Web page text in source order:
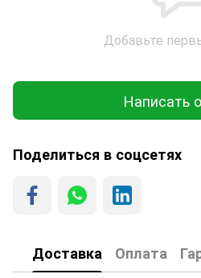
Добавьте
Написать
Поделиться в соцсетях
Доставка Оплата